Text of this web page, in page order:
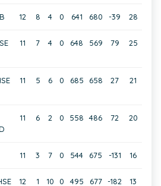
12 8 4 0 641 680 -39 28
11 7 4 0 648 569 79 25
11 5 6 0 685 658 27 21
11 6 2 0 558 486 72 20
11 3 7 0 544 675 -131 16
12 1 10 0 495 677 -182 13